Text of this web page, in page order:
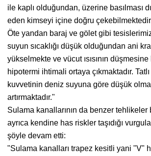
ile kaplı olduğundan, üzerine basılması
eden kimseyi içine doğru
Öte yandan baraj ve gölet gibi
suyun sıcaklığı düşük olduğundan ani
yükselmekte ve vücut ısısının
hipotermi ihtimali ortaya çıkmaktadır.
kuvvetinin deniz suyuna göre düşük
artırmaktadır."
Sulama kanallarının da benzer tehlikeler
ayrıca kendine has riskler taşıdığı
şöyle devam etti:
"Sulama kanalları trapez kesitli yani "V"